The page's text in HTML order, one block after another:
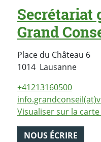
Secrétariat
Grand
Place du Château 6
1014 LausanneSuisse
+41213160500
Visualiser sur la
NOUS ÉCRIRE